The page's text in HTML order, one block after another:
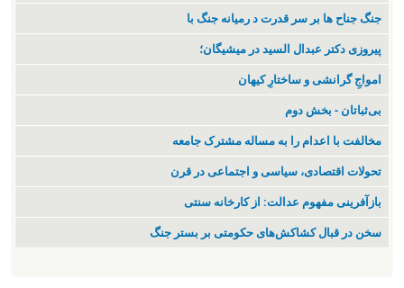
جنگ جناح ها بر سر قدرت د رمیانە جنگ با
پیروزی دکتر عبدال السید در میشیگان؛
‌امواجِ گرانشی و ساختارِ کیهان
بی‌ثباتان - بخش دوم
مخالفت با اعدام را به مساله مشترک جامعه
تحولات اقتصادی، سیاسی و اجتماعی در قرن
بازآفرینی مفهوم عدالت: از کارخانه سنتی
سخن در قبال کشاکش‌های حکومتی بر بستر جنگ